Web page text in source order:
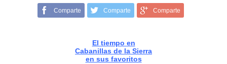
Comparte Comparte Comparte
El tiempo en
Cabanillas de la Sierra
en sus favoritos